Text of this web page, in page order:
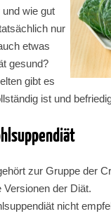
wie gut
nur
etwas
gesund?
gibt es
ist und
zur Gruppe der
der Diät.
nicht